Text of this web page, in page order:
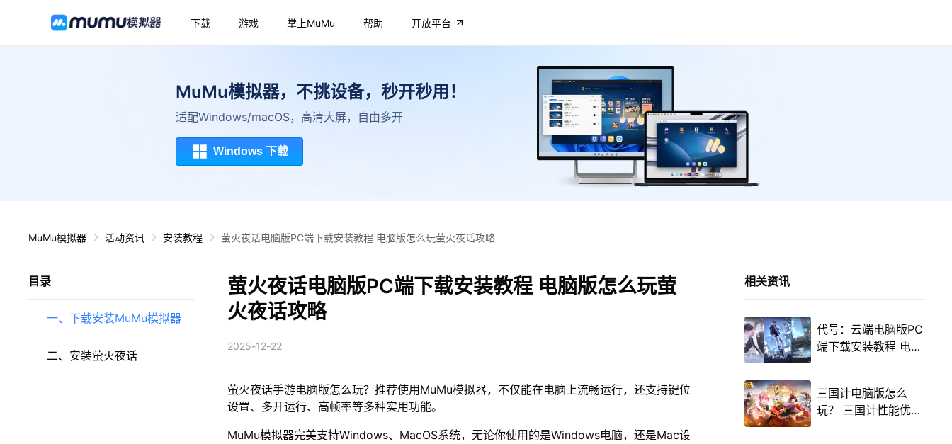
下载 游戏 掌上MuMu 帮助 开放平台
MuMu模拟器，不挑设备，秒开秒用！
适配Windows/macOS，高清大屏，自由多开
Windows 下载
MuMu模拟器 活动资讯 安装教程 萤火夜话电脑版PC端下载安装教程 电脑版怎么玩萤火夜话攻略
目录
一、下载安装MuMu模拟器
二、安装萤火夜话
萤火夜话电脑版PC端下载安装教程 电脑版怎么玩萤
火夜话攻略
2025-12-22
萤火夜话手游电脑版怎么玩？推荐使用MuMu模拟器，不仅能在电脑上流畅运行，还支持键位
设置、多开运行、高帧率等多种实用功能。
MuMu模拟器完美支持Windows、MacOS系统，无论你使用的是Windows电脑，还是Mac设
相关资讯
代号：云端电脑版PC
端下载安装教程 电脑
三国计电脑版怎么
玩？ 三国计性能优化